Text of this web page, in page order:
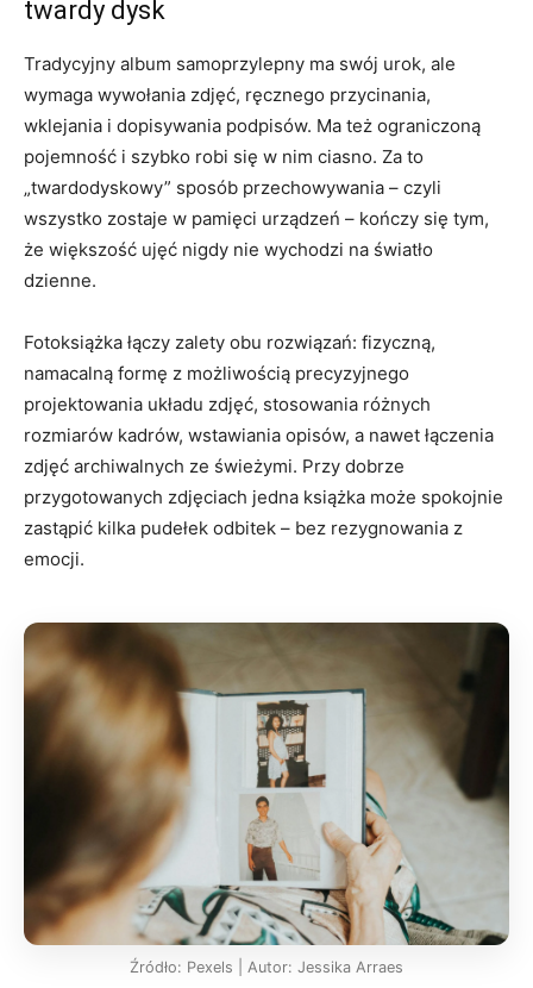
twardy dysk
Tradycyjny album samoprzylepny ma swój urok, ale
wymaga wywołania zdjęć, ręcznego przycinania,
wklejania i dopisywania podpisów. Ma też ograniczoną
pojemność i szybko robi się w nim ciasno. Za to
„twardodyskowy” sposób przechowywania – czyli
wszystko zostaje w pamięci urządzeń – kończy się tym,
że większość ujęć nigdy nie wychodzi na światło
dzienne.
Fotoksiążka łączy zalety obu rozwiązań: fizyczną,
namacalną formę z możliwością precyzyjnego
projektowania układu zdjęć, stosowania różnych
rozmiarów kadrów, wstawiania opisów, a nawet łączenia
zdjęć archiwalnych ze świeżymi. Przy dobrze
przygotowanych zdjęciach jedna książka może spokojnie
zastąpić kilka pudełek odbitek – bez rezygnowania z
emocji.
Źródło: Pexels | Autor: Jessika Arraes